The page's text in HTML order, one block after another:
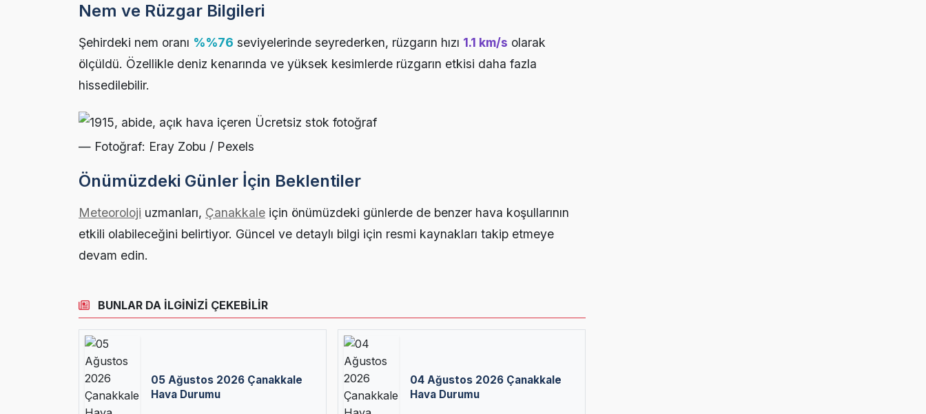
Nem ve Rüzgar Bilgileri
Şehirdeki nem oranı %%76 seviyelerinde seyrederken, rüzgarın hızı 1.1 km/s olarak
ölçüldü. Özellikle deniz kenarında ve yüksek kesimlerde rüzgarın etkisi daha fazla
hissedilebilir.
— Fotoğraf: Eray Zobu / Pexels
Önümüzdeki Günler İçin Beklentiler
Meteoroloji uzmanları, Çanakkale için önümüzdeki günlerde de benzer hava koşullarının
etkili olabileceğini belirtiyor. Güncel ve detaylı bilgi için resmi kaynakları takip etmeye
devam edin.
BUNLAR DA İLGİNİZİ ÇEKEBİLİR
05 Ağustos 2026 Çanakkale
Hava Durumu
04 Ağustos 2026 Çanakkale
Hava Durumu